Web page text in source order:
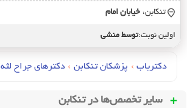
تنکابن، خيابان امام
اولین نوبت:توسط منشی
دکتریاب › پزشکان تنکابن › دکترهای جراح لثه
سایر تخصص‌ها درتنکابن